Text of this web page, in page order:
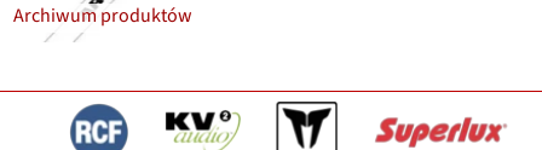
Archiwum produktów